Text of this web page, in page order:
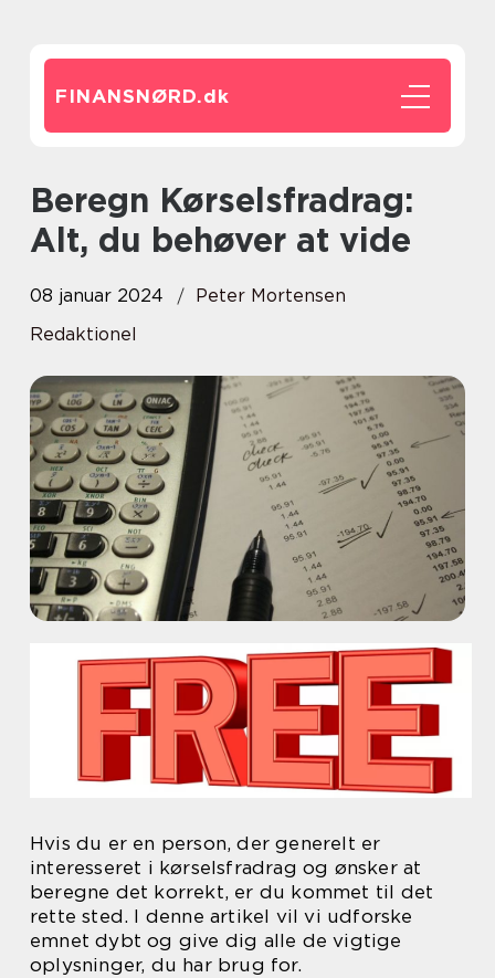
FINANSNØRD.dk
Beregn Kørselsfradrag:
Alt, du behøver at vide
08 januar 2024
Peter Mortensen
Redaktionel
Hvis du er en person, der generelt er
interesseret i kørselsfradrag og ønsker at
beregne det korrekt, er du kommet til det
rette sted. I denne artikel vil vi udforske
emnet dybt og give dig alle de vigtige
oplysninger, du har brug for.